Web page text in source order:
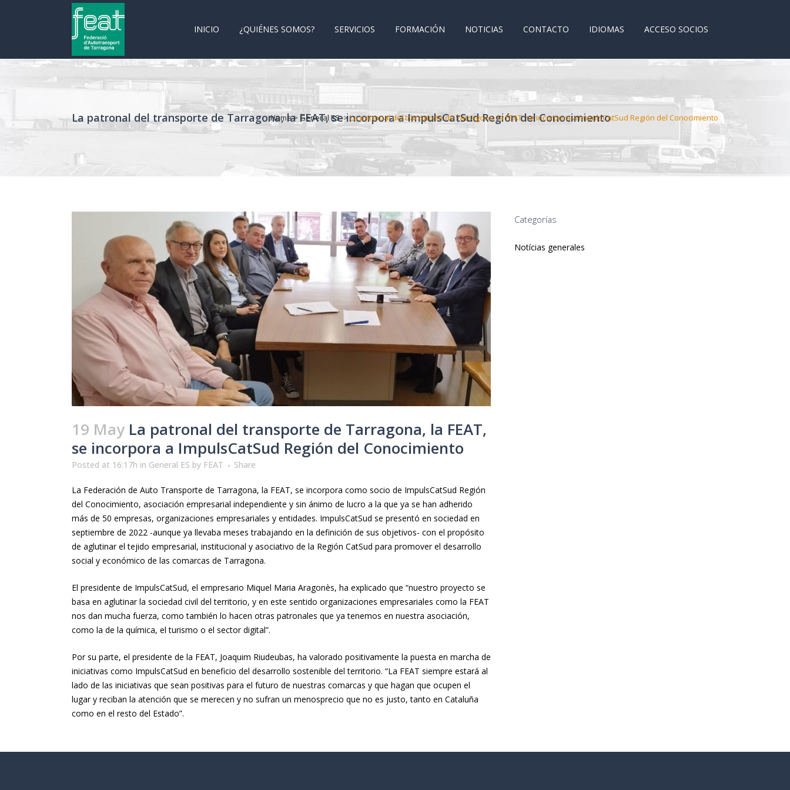
INICIO ¿QUIÉNES SOMOS? SERVICIOS FORMACIÓN NOTICIAS CONTACTO IDIOMAS ACCESO SOCIOS
La patronal del transporte de Tarragona, la FEAT, se incorpora a ImpulsCatSud Región del Conocimiento
Home> General ES>La patronal del transporte de Tarragona, la FEAT, se incorpora a ImpulsCatSud Región del Conocimiento
19 May La patronal del transporte de Tarragona, la FEAT,
se incorpora a ImpulsCatSud Región del Conocimiento
Posted at 16:17h in General ES by FEAT Share
La Federación de Auto Transporte de Tarragona, la FEAT, se incorpora como socio de ImpulsCatSud Región
del Conocimiento, asociación empresarial independiente y sin ánimo de lucro a la que ya se han adherido
más de 50 empresas, organizaciones empresariales y entidades. ImpulsCatSud se presentó en sociedad en
septiembre de 2022 -aunque ya llevaba meses trabajando en la definición de sus objetivos- con el propósito
de aglutinar el tejido empresarial, institucional y asociativo de la Región CatSud para promover el desarrollo
social y económico de las comarcas de Tarragona.
El presidente de ImpulsCatSud, el empresario Miquel Maria Aragonès, ha explicado que “nuestro proyecto se
basa en aglutinar la sociedad civil del territorio, y en este sentido organizaciones empresariales como la FEAT
nos dan mucha fuerza, como también lo hacen otras patronales que ya tenemos en nuestra asociación,
como la de la química, el turismo o el sector digital”.
Por su parte, el presidente de la FEAT, Joaquim Riudeubas, ha valorado positivamente la puesta en marcha de
iniciativas como ImpulsCatSud en beneficio del desarrollo sostenible del territorio. “La FEAT siempre estará al
lado de las iniciativas que sean positivas para el futuro de nuestras comarcas y que hagan que ocupen el
lugar y reciban la atención que se merecen y no sufran un menosprecio que no es justo, tanto en Cataluña
como en el resto del Estado”.
Categorías
Notícias generales